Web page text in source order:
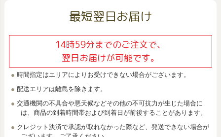
最短翌日お届け
14時59分までのご注文で、
翌日お届けが可能です。
時間指定はエリアによりお受けできない場合がございます。
配送エリアは離島を除きます。
交通機関の不具合や悪天候などその他の不可抗力が生じた場合に
は、商品の到着時間帯および到着日が前後することがあります。
クレジット決済で承認が取れなかった際など、発送できない場合が